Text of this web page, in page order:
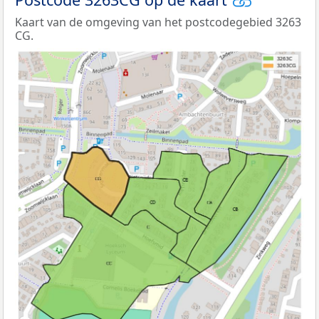
Kaart van de omgeving van het postcodegebied 3263
CG.